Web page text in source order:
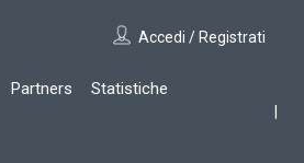
Accedi / Registrati
Partners Statistiche